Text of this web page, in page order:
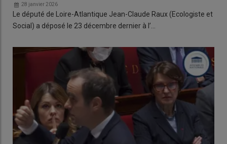
28 janvier 2026
Le député de Loire-Atlantique Jean-Claude Raux (Ecologiste et
Social) a déposé le 23 décembre dernier à l’…